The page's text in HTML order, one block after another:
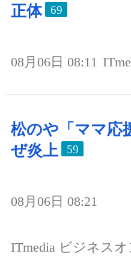
正体
69
08月06日 08:11
松のや「ママ応
ぜ炎上
59
08月06日 08:21
ITmedia ビジネス